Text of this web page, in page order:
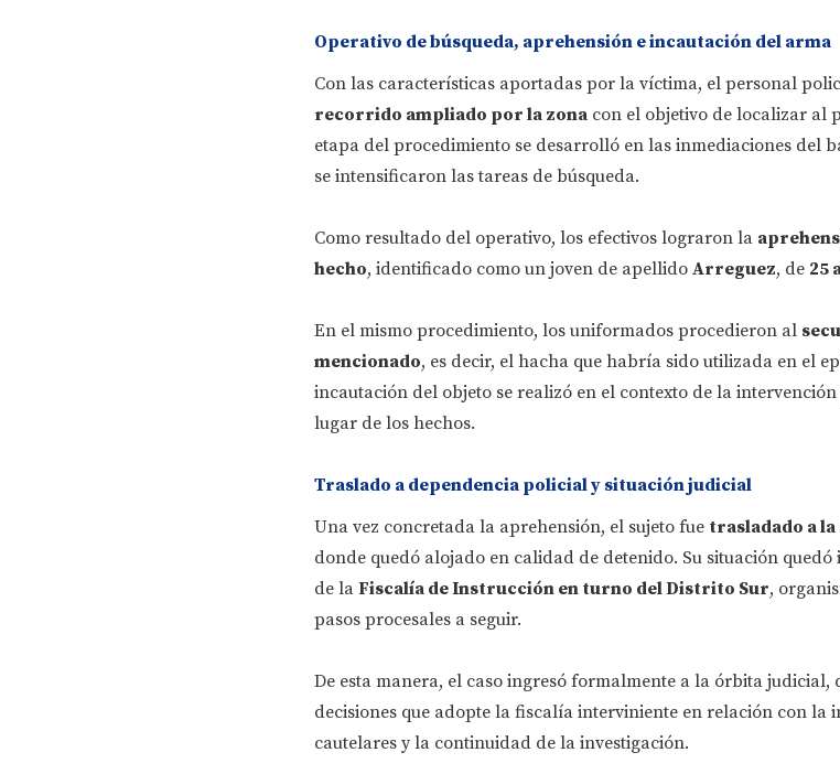
Operativo de búsqueda, aprehensión e incautación del arma
Con las características aportadas por la víctima, el personal
recorrido ampliado por la zonacon el objetivo de localizar al
etapa del procedimiento se desarrolló en las inmediaciones del
se intensificaron las tareas de búsqueda.
Como resultado del operativo, los efectivos lograron la
hecho, identificado como un joven de apellido Arreguez, de 25
En el mismo procedimiento, los uniformados procedieron al
mencionado, es decir, el hacha que habría sido utilizada en el
incautación del objeto se realizó en el contexto de la
lugar de los hechos.
Traslado a dependencia policial y situación judicial
Una vez concretada la aprehensión, el sujeto fue trasladado a
donde quedó alojado en calidad de detenido. Su situación
de la Fiscalía de Instrucción en turno del Distrito Sur,
pasos procesales a seguir.
De esta manera, el caso ingresó formalmente a la órbita judicial,
decisiones que adopte la fiscalía interviniente en relación con la
cautelares y la continuidad de la investigación.